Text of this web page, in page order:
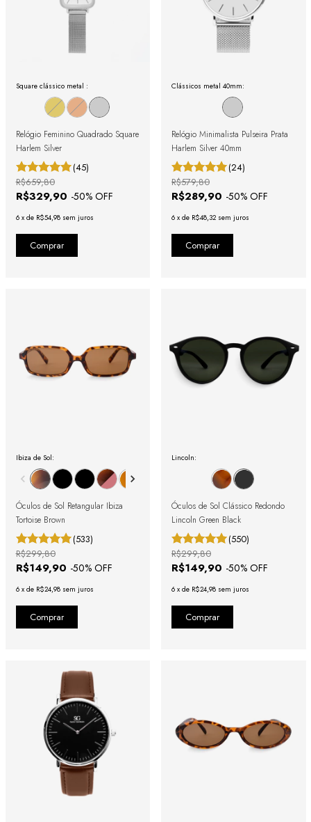
Square clássico metal :
Relógio Feminino Quadrado Square
Harlem Silver
(45)
R$329,90 -50% OFF
R$659,80
6 x de R$54,98 sem juros
Clássicos metal 40mm:
Relógio Minimalista Pulseira Prata
Harlem Silver 40mm
(24)
R$289,90 -50% OFF
R$579,80
6 x de R$48,32 sem juros
Ibiza de Sol:
Óculos de Sol Retangular Ibiza
Tortoise Brown
(533)
R$149,90 -50% OFF
R$299,80
6 x de R$24,98 sem juros
Lincoln:
Óculos de Sol Clássico Redondo
Lincoln Green Black
(550)
R$149,90 -50% OFF
R$299,80
6 x de R$24,98 sem juros